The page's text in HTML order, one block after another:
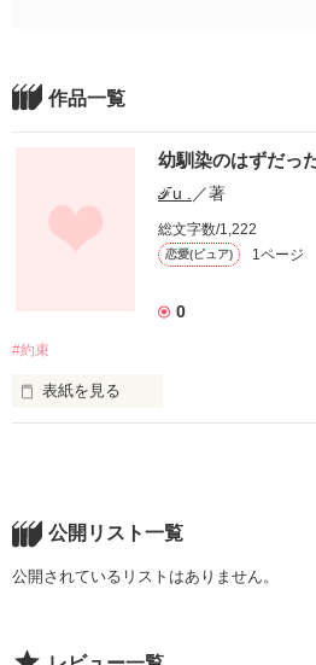
作品一覧
幼馴染のはずだっ
ℱu . ／著
総文字数/1,222
恋愛(ピュア) 1ページ
0
#約束
表紙を見る
しかし、中学の頃から優が凛を避け
溝は深くなり、高校生になる頃には
なっていた。
しかし、優が凛を避けるようになっ
公開リスト一覧
公開されているリストはありません。